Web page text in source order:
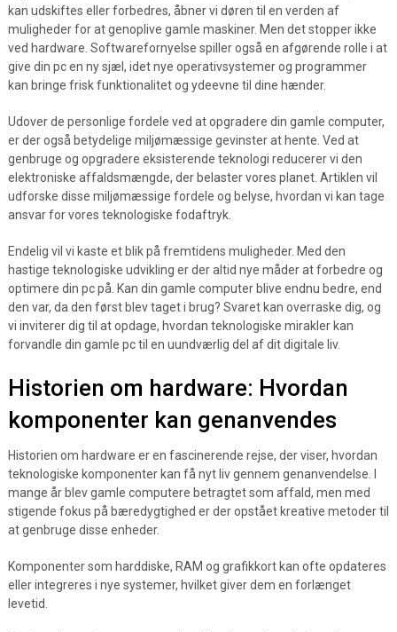
kan udskiftes eller forbedres, åbner vi døren til en verden af
muligheder for at genoplive gamle maskiner. Men det stopper ikke
ved hardware. Softwarefornyelse spiller også en afgørende rolle i at
give din pc en ny sjæl, idet nye operativsystemer og programmer
kan bringe frisk funktionalitet og ydeevne til dine hænder.
Udover de personlige fordele ved at opgradere din gamle computer,
er der også betydelige miljømæssige gevinster at hente. Ved at
genbruge og opgradere eksisterende teknologi reducerer vi den
elektroniske affaldsmængde, der belaster vores planet. Artiklen vil
udforske disse miljømæssige fordele og belyse, hvordan vi kan tage
ansvar for vores teknologiske fodaftryk.
Endelig vil vi kaste et blik på fremtidens muligheder. Med den
hastige teknologiske udvikling er der altid nye måder at forbedre og
optimere din pc på. Kan din gamle computer blive endnu bedre, end
den var, da den først blev taget i brug? Svaret kan overraske dig, og
vi inviterer dig til at opdage, hvordan teknologiske mirakler kan
forvandle din gamle pc til en uundværlig del af dit digitale liv.
Historien om hardware: Hvordan
komponenter kan genanvendes
Historien om hardware er en fascinerende rejse, der viser, hvordan
teknologiske komponenter kan få nyt liv gennem genanvendelse. I
mange år blev gamle computere betragtet som affald, men med
stigende fokus på bæredygtighed er der opstået kreative metoder til
at genbruge disse enheder.
Komponenter som harddiske, RAM og grafikkort kan ofte opdateres
eller integreres i nye systemer, hvilket giver dem en forlænget
levetid.